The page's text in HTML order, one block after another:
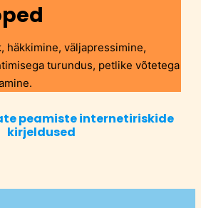
häkkimine, väljapressimine,
turundus, petlike võtetega
peamiste internetiriskide
kirjeldused